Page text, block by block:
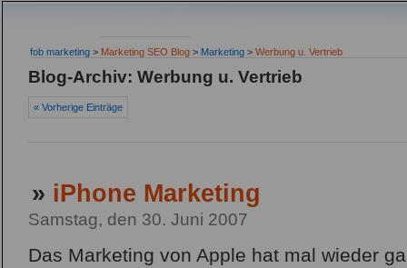
fob marketing > Marketing SEO Blog > Marketing > Werbung u. Vertrieb
Blog-Archiv: Werbung u. Vertrieb
« Vorherige Einträge
» iPhone Marketing
Samstag, den 30. Juni 2007
Das Marketing von Apple hat mal wieder